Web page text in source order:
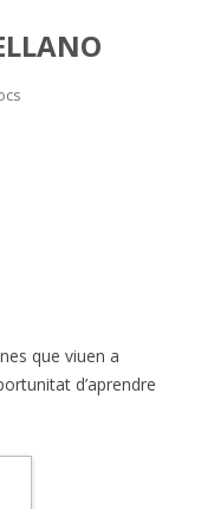
que viuen a
d’aprendre